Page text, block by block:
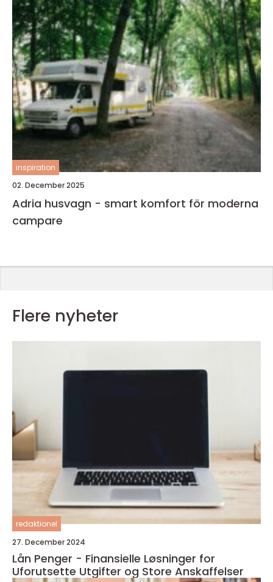
inspiration
02. December 2025
Adria husvagn - smart komfort för moderna
campare
Flere nyheter
redaktionel
27. December 2024
Lån Penger - Finansielle Løsninger for
Uforutsette Utgifter og Store Anskaffelser